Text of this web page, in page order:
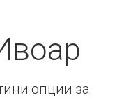
опции за